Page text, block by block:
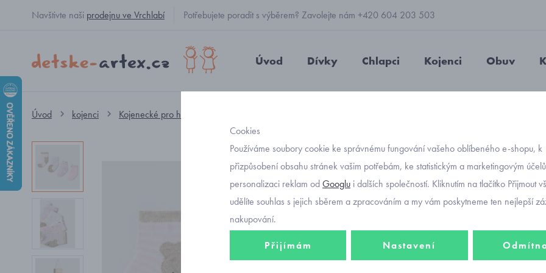
Navštivte naši prodejnu ve Vrchlabí Potřebujete poradit s výběrem? Zavolejte nám +420 604 203 503
Úvod Dívky Chlapci Kojenci Obuv
Úvod kojenci Kojenecké pro holčičky
Objednávací
298
Cookies
Používáme soubory cookie ke správnému fungování vašeho oblíbeného e-shopu, k
přizpůsobení obsahu stránek vašim potřebám, ke statistickým a marketingovým
personalizaci reklam odGooglu i dalších společností. Kliknutím na tlačítko Přijmout
udělíte souhlas s jejich sběrem a zpracováním a my vám poskytneme ten nejlepší
nakupování.
Přijímám Nastavení